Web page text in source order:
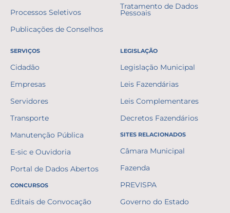
Processos Seletivos
Publicações de Conselhos
Tratamento de Dados
Pessoais
SERVIÇOS
Cidadão
Empresas
Servidores
Transporte
Manutenção Pública
E-sic e Ouvidoria
Portal de Dados Abertos
CONCURSOS
Editais de Convocação
LEGISLAÇÃO
Legislação Municipal
Leis Fazendárias
Leis Complementares
Decretos Fazendários
SITES RELACIONADOS
Câmara Municipal
Fazenda
PREVISPA
Governo do Estado